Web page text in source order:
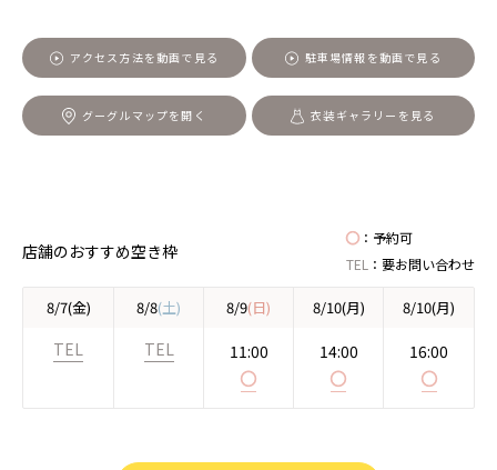
アクセス方法を動画で見る 駐車場情報を動画で見る
グーグルマップを開く 衣装ギャラリーを見る
店舗のおすすめ空き枠
◯ ：予約可
TEL ： 要お問い合わせ
8/7(金) 8/8(土) 8/9(日) 8/10(月) 8/10(月)
TEL TEL
11:00
◯
14:00
◯
16:00
◯